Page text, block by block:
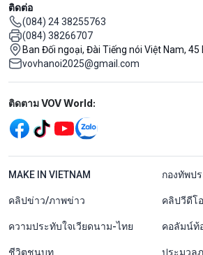
ติดต่อ
(084) 24 38255763
(084) 38266707
Ban Đối ngoại, Đài Tiếng nói Việt Nam, 45
vovhanoi2025@gmail.com
Mạng xã hội
ติดตาม VOV World:
menu footer tiếng Thái
MAKE IN VIETNAM กองทัพป
คลิปข่าว/ภาพข่าว คลิปวีดีโอ
ความประทับใจเวียดนาม-ไทย คอลัมน์ท้
ชีวิตชนบท ประมวล